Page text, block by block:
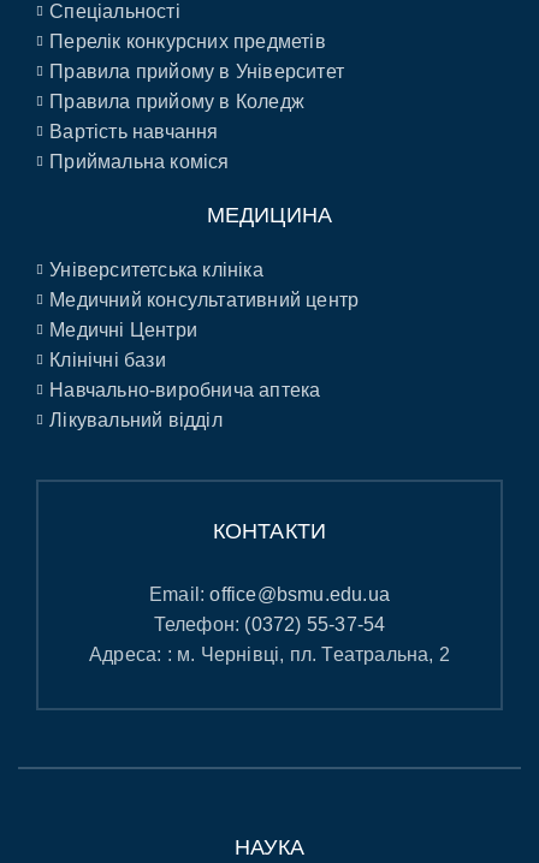
Спеціальності
Перелік конкурсних предметів
Правила прийому в Університет
Правила прийому в Коледж
Вартість навчання
Приймальна коміся
МЕДИЦИНА
Університетська клініка
Медичний консультативний центр
Медичні Центри
Клінічні бази
Навчально-виробнича аптека
Лікувальний відділ
КОНТАКТИ
Email:office@bsmu.edu.ua
Телефон: (0372) 55-37-54
Адреса: : м. Чернівці, пл. Театральна, 2
НАУКА